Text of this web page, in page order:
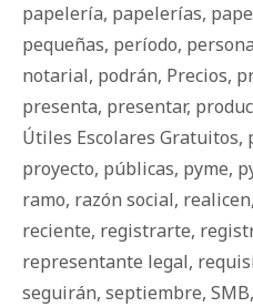
papelería, papelerías,
pequeñas, período, persona
notarial, podrán, Precios,
presenta, presentar,
Útiles Escolares Gratuitos,
proyecto, públicas, pyme,
ramo, razón social, realicen,
reciente, registrarte,
representante legal,
seguirán, septiembre, SMB,